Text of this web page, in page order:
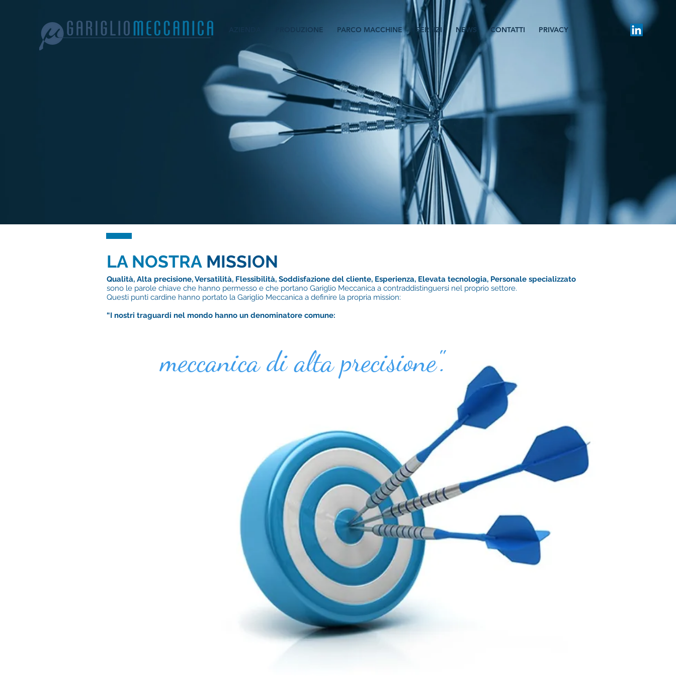
PRODUZIONE PARCO MACCHINE SERVIZI NEWS CONTATTI PRIVACY
LA NOSTRA MISSION
Qualità, Alta precisione, Versatilità, Flessibilità, Soddisfazione del cliente, Esperienza, Elevata tecnologia, Personale specializzato
sono le parole chiave che hanno permesso e che portano Gariglio Meccanica a contraddistinguersi nel proprio settore.
Questi punti cardine hanno portato la Gariglio Meccanica a definire la propria mission:
“I nostri traguardi nel mondo hanno un denominatore comune:
meccanica di alta precisione".